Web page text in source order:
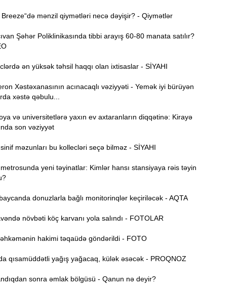
mənzil qiymətləri necə dəyişir? - Qiymətlər
Şəhər Poliklinikasında tibbi arayış 60-80 manata satılır?
ən yüksək təhsil haqqı olan ixtisaslar - SİYAHI
Xəstəxanasının acınacaqlı vəziyyəti - Yemək iyi bürüyən
xəstə qəbulu...
və universitetlərə yaxın ev axtaranların diqqətinə: Kirayə
son vəziyyət
məzunları bu kollecləri seçə bilməz - SİYAHI
yeni təyinatlar: Kimlər hansı stansiyaya rəis təyin
donuzlarla bağlı monitorinqlər keçiriləcək - AQTA
növbəti köç karvanı yola salındı - FOTOLAR
hakimi təqaüdə göndərildi - FOTO
qısamüddətli yağış yağacaq, külək əsəcək - PROQNOZ
sonra əmlak bölgüsü - Qanun nə deyir?